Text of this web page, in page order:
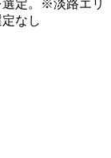
選定。※淡路エリ
なし